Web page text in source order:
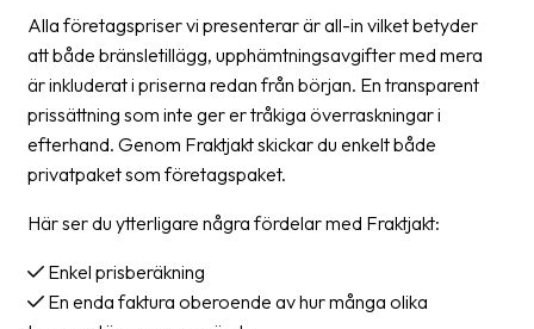
About
the
company
About
Coworkers
Alla företagspriser vi presenterar är all-in vilket betyder
att både bränsletillägg, upphämtningsavgifter med mera
är inkluderat i priserna redan från början. En transparent
prissättning som inte ger er tråkiga överraskningar i
efterhand. Genom Fraktjakt skickar du enkelt både
privatpaket som företagspaket.
Här ser du ytterligare några fördelar med Fraktjakt:
Enkel prisberäkning
En enda faktura oberoende av hur många olika